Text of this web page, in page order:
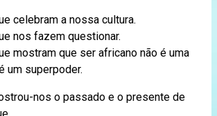
celebram a nossa cultura.
nos fazem questionar.
mostram que ser africano não é uma
um superpoder.
nos o passado e o presente de